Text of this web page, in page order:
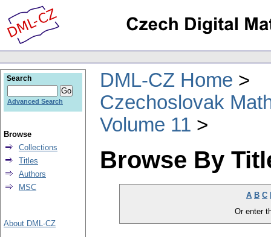
DML-CZ Home
Czechoslovak
Volume 11
Browse By
A B C
Or enter
Search
Advanced Search
Browse
Collections
Titles
Authors
MSC
About DML-CZ